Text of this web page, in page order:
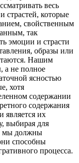
весь
страстей, которые
свойственным
так
эмоции и страсти
образы или
Нашим
а не полное
ясностью
хотя
содержании
содержания
является их
выбирая для
мы должны
способны
процесса.